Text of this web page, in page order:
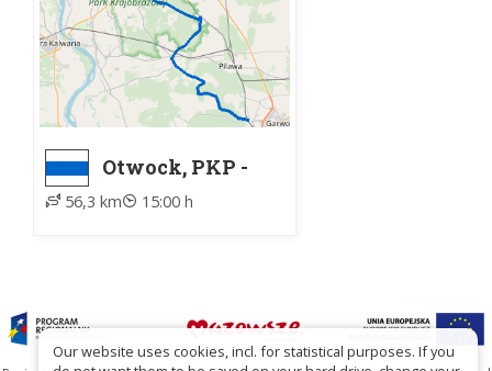
Otwock, PKP -
Garwolin, PKP
56,3 km 15:00 h
Our website uses cookies, incl. for statistical purposes. If you